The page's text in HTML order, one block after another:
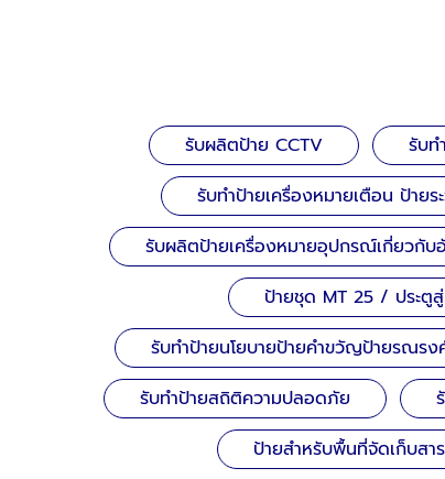
รับผลิตป้าย CCTV รับท
รับทำป้ายเครื่องหมายเตือน ป้าย
รับผลิตป้ายเครื่องหมายอุปกรณ์เกี่ยวกับ
ป้ายชุด MT 25 / ประตู
รับทำป้ายนโยบายป้ายคำขวัญป้ายรณรง
รับทำป้ายสถิติความปลอดภัย
ป้ายสำหรับพื้นที่จัดเก็บสา